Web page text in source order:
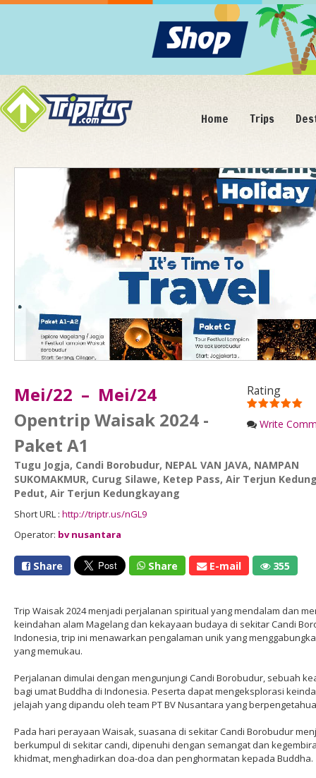
Home Trips
Rating
Write
Mei/22 – Mei/24
Opentrip Waisak 2024 -
Paket A1
Tugu Jogja, Candi Borobudur, NEPAL VAN JAVA, NAMPAN
SUKOMAKMUR, Curug Silawe, Ketep Pass, Air Terjun
Pedut, Air Terjun Kedungkayang
Short URL : http://triptr.us/nGL9
Operator: bv nusantara
Share Share E-mail 355
Trip Waisak 2024 menjadi perjalanan spiritual yang mendalam dan
keindahan alam Magelang dan kekayaan budaya di sekitar Candi
Indonesia, trip ini menawarkan pengalaman unik yang
yang memukau.
Perjalanan dimulai dengan mengunjungi Candi Borobudur, sebuah
bagi umat Buddha di Indonesia. Peserta dapat mengeksplorasi
jelajah yang dipandu oleh team PT BV Nusantara yang
Pada hari perayaan Waisak, suasana di sekitar Candi Borobudur
berkumpul di sekitar candi, dipenuhi dengan semangat dan
khidmat, menghadirkan doa-doa dan penghormatan kepada Buddha.